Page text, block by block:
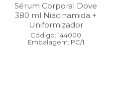
Sérum Corporal Dove
380 ml Niacinamida +
Uniformizador
Código: 144000
Embalagem: PC/1